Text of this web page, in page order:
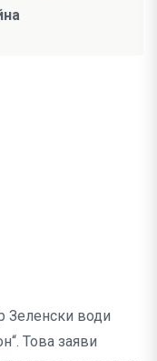
Зеленски води
Това заяви